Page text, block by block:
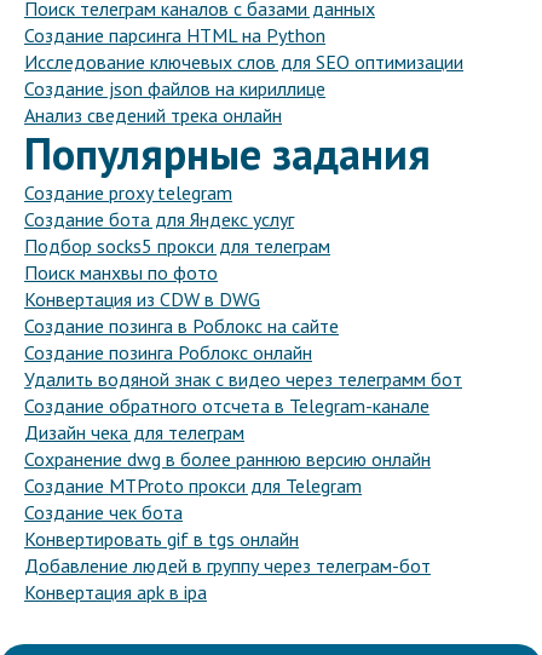
Поиск телеграм каналов с базами данных
Создание парсинга HTML на Python
Исследование ключевых слов для SEO оптимизации
Создание json файлов на кириллице
Анализ сведений трека онлайн
Популярные задания
Создание proxy telegram
Создание бота для Яндекс услуг
Подбор socks5 прокси для телеграм
Поиск манхвы по фото
Конвертация из CDW в DWG
Создание позинга в Роблокс на сайте
Создание позинга Роблокс онлайн
Удалить водяной знак с видео через телеграмм бот
Создание обратного отсчета в Telegram-канале
Дизайн чека для телеграм
Сохранение dwg в более раннюю версию онлайн
Создание MTProto прокси для Telegram
Создание чек бота
Конвертировать gif в tgs онлайн
Добавление людей в группу через телеграм-бот
Конвертация apk в ipa